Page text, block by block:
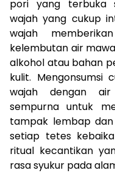
pori yang terbuka
wajah yang cukup
wajah
kelembutan air
alkohol atau bahan
kulit. Mengonsumsi
wajah dengan
sempurna untuk
tampak lembap
setiap tetes
ritual kecantikan
rasa syukur pada